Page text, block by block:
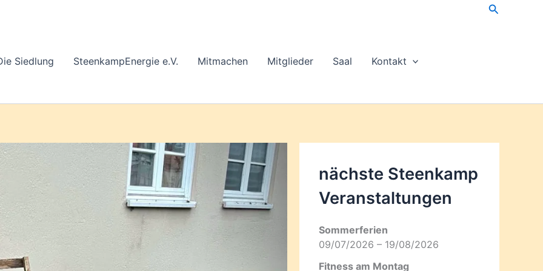
Suchen
Siedlung SteenkampEnergie e.V. Mitmachen Mitglieder Saal Kontakt
nächste Steenkamp
Veran­staltungen
Sommerferien
09/07/2026 – 19/08/2026
Fitness am Montag